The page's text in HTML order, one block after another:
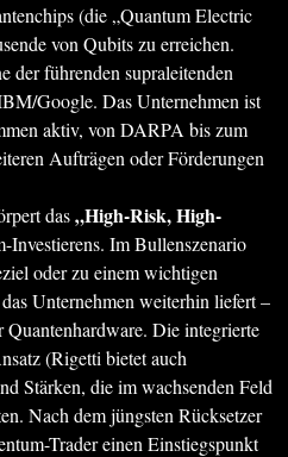
(die „Quantum Electric
von Qubits zu erreichen.
der führenden supraleitenden
Google. Das Unternehmen ist
aktiv, von DARPA bis zum
Aufträgen oder Förderungen
das„High-Risk, High-
Investierens. Im Bullenszenario
oder zu einem wichtigen
Unternehmen weiterhin liefert –
Quantenhardware. Die integrierte
(Rigetti bietet auch
Stärken, die im wachsenden Feld
Nach dem jüngsten Rücksetzer
Trader einen Einstiegspunkt